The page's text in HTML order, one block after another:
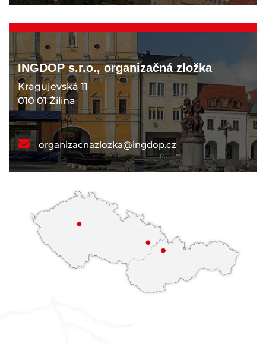
INGDOP s.r.o., organizačná zložka
Kragujevská 11
010 01 Žilina
organizacnazlozka@ingdop.cz